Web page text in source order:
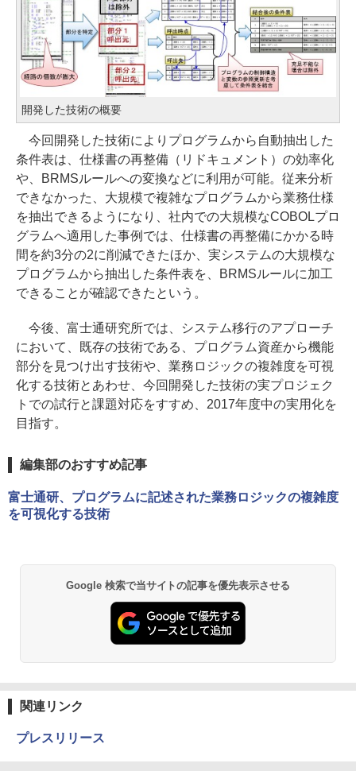
開発した技術の概要
今回開発した技術によりプログラムから自動抽出した
条件表は、仕様書の再整備（リドキュメント）の効率化
や、BRMSルールへの変換などに利用が可能。従来分析
できなかった、大規模で複雑なプログラムから業務仕様
を抽出できるようになり、社内での大規模なCOBOLプロ
グラムへ適用した事例では、仕様書の再整備にかかる時
間を約3分の2に削減できたほか、実システムの大規模な
プログラムから抽出した条件表を、BRMSルールに加工
できることが確認できたという。
今後、富士通研究所では、システム移行のアプローチ
において、既存の技術である、プログラム資産から機能
部分を見つけ出す技術や、業務ロジックの複雑度を可視
化する技術とあわせ、今回開発した技術の実プロジェク
トでの試行と課題対応をすすめ、2017年度中の実用化を
目指す。
編集部のおすすめ記事
富士通研、プログラムに記述された業務ロジックの複雑度
を可視化する技術
Google 検索で当サイトの記事を優先表示させる
関連リンク
プレスリリース